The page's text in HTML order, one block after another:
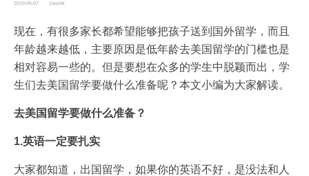
2019-05-07 jiayiok
现在，有很多家长都希望能够把孩子送到国外留学，而且
年龄越来越低，主要原因是低年龄去美国留学的门槛也是
相对容易一些的。但是要想在众多的学生中脱颖而出，学
生们去美国留学要做什么准备呢？本文小编为大家解读。
去美国留学要做什么准备？
1.英语一定要扎实
大家都知道，出国留学，如果你的英语不好，是没法和人